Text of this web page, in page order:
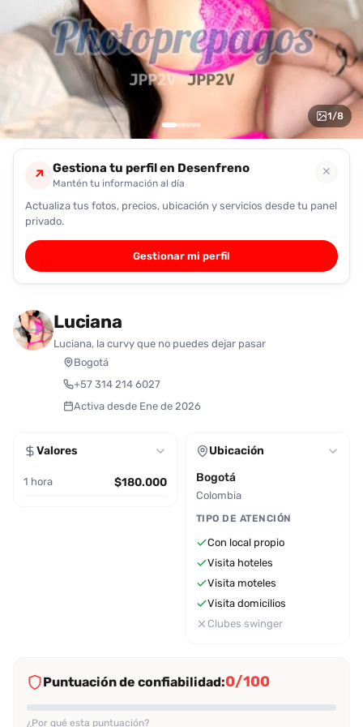
encontrarlas
fácilmente.
Entendido
1/8
↗ Gestiona tu perfil en Desenfreno
Mantén tu información al día
✕
Actualiza tus fotos, precios, ubicación y servicios desde tu panel
privado.
Gestionar mi perfil
Luciana
Luciana, la curvy que no puedes dejar pasar
Bogotá
+57 314 214 6027
Activa desde Ene de 2026
Valores
1 hora $180.000
Ubicación
Bogotá
Colombia
TIPO DE ATENCIÓN
Con local propio
Visita hoteles
Visita moteles
Visita domicilios
Clubes swinger
Puntuación de confiabilidad:0/100
¿Por qué esta puntuación?